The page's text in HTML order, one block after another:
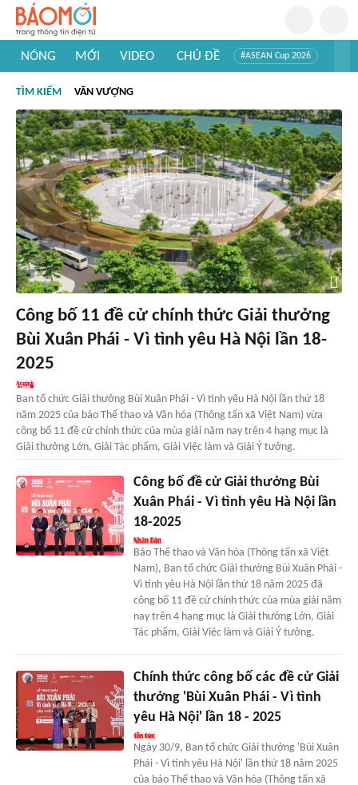
NÓNG MỚI VIDEO CHỦ ĐỀ #ASEAN Cup 2026
#Khám phá thế giới
TÌM KIẾM VĂN VƯỢNG
Công bố 11 đề cử chính thức Giải thưởng
Bùi Xuân Phái - Vì tình yêu Hà Nội lần 18-
2025
Ban tổ chức Giải thưởng Bùi Xuân Phái - Vì tình yêu Hà Nội lần thứ 18
năm 2025 của báo Thể thao và Văn hóa (Thông tấn xã Việt Nam) vừa
công bố 11 đề cử chính thức của mùa giải năm nay trên 4 hạng mục là
Giải thưởng Lớn, Giải Tác phẩm, Giải Việc làm và Giải Ý tưởng.
Công bố đề cử Giải thưởng Bùi
Xuân Phái - Vì tình yêu Hà Nội lần
18-2025
Báo Thể thao và Văn hóa (Thông tấn xã Việt
Nam), Ban tổ chức Giải thưởng Bùi Xuân Phái -
Vì tình yêu Hà Nội lần thứ 18 năm 2025 đã
công bố 11 đề cử chính thức của mùa giải năm
nay trên 4 hạng mục là Giải thưởng Lớn, Giải
Tác phẩm, Giải Việc làm và Giải Ý tưởng.
Chính thức công bố các đề cử Giải
thưởng 'Bùi Xuân Phái - Vì tình
yêu Hà Nội' lần 18 - 2025
Ngày 30/9, Ban tổ chức Giải thưởng 'Bùi Xuân
Phái - Vì tình yêu Hà Nội' lần thứ 18 năm 2025
của báo Thể thao và Văn hóa (Thông tấn xã